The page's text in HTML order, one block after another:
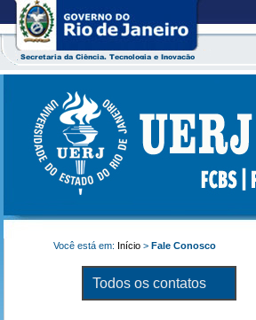
Você está em: Início > Fale Conosco
Todos os contatos